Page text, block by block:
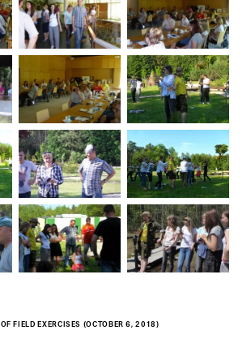
FIELD EXERCISES (OCTOBER 6, 2018)